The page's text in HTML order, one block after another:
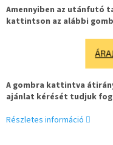
Amennyiben az utánfutó
kattintson az alábbi
A gombra kattintva
ajánlat kérését tudjuk
Részletes információ